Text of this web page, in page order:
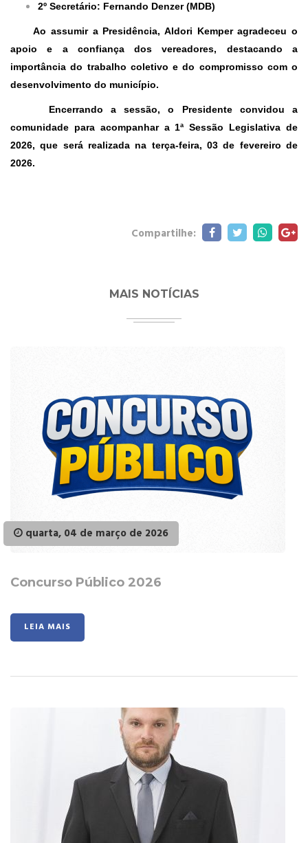
2º Secretário: Fernando Denzer (MDB)
Ao assumir a Presidência, Aldori Kemper agradeceu o
apoio e a confiança dos vereadores, destacando a
importância do trabalho coletivo e do compromisso com o
desenvolvimento do município.
Encerrando a sessão, o Presidente convidou a
comunidade para acompanhar a 1ª Sessão Legislativa de
2026, que será realizada na terça-feira, 03 de fevereiro de
2026.
Compartilhe:
MAIS NOTÍCIAS
quarta, 04 de março de 2026
Concurso Público 2026
LEIA MAIS